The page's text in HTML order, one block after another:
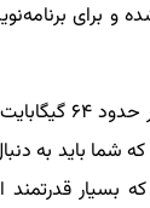
و برای
با قدرتی
شما باید به
که بسیار